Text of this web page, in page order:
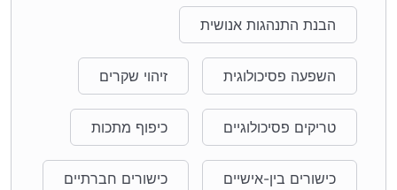
הבנת התנהגות אנושית
השפעה פסיכולוגית זיהוי שקרים
טריקים פסיכולוגיים כיפוף מתכות
כישורים בין-אישיים כישורים חברתיים